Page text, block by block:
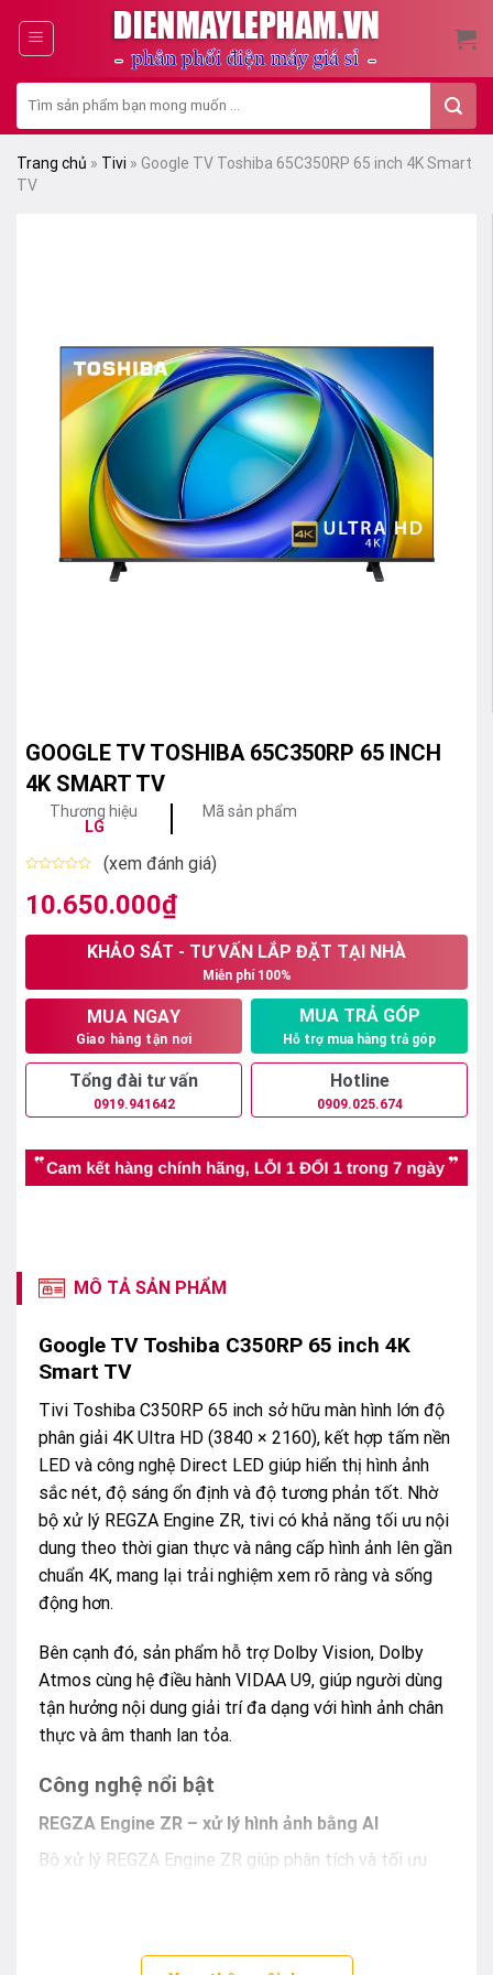
kiếm:
Trang chủ » Tivi » Google TV Toshiba 65C350RP 65 inch 4K Smart
TV
GOOGLE TV TOSHIBA 65C350RP 65 INCH
4K SMART TV
Thương hiệu
LG
Mã sản phẩm
xếp
hạng
5
(xem đánh giá)
10.650.000₫
KHẢO SÁT - TƯ VẤN LẮP ĐẶT TẠI NHÀ
Miễn phí 100%
MUA NGAY
Giao hàng tận nơi
MUA TRẢ GÓP
Hỗ trợ mua hàng trả góp
Tổng đài tư vấn
0919.941642
Hotline
0909.025.674
MÔ TẢ SẢN PHẨM
Google TV Toshiba C350RP 65 inch 4K
Smart TV
Tivi Toshiba C350RP 65 inch sở hữu màn hình lớn độ
phân giải 4K Ultra HD (3840 × 2160), kết hợp tấm nền
LED và công nghệ Direct LED giúp hiển thị hình ảnh
sắc nét, độ sáng ổn định và độ tương phản tốt. Nhờ
bộ xử lý REGZA Engine ZR, tivi có khả năng tối ưu nội
dung theo thời gian thực và nâng cấp hình ảnh lên gần
chuẩn 4K, mang lại trải nghiệm xem rõ ràng và sống
động hơn.
Bên cạnh đó, sản phẩm hỗ trợ Dolby Vision, Dolby
Atmos cùng hệ điều hành VIDAA U9, giúp người dùng
tận hưởng nội dung giải trí đa dạng với hình ảnh chân
thực và âm thanh lan tỏa.
Công nghệ nổi bật
REGZA Engine ZR – xử lý hình ảnh bằng AI
Bộ xử lý REGZA Engine ZR giúp phân tích và tối ưu